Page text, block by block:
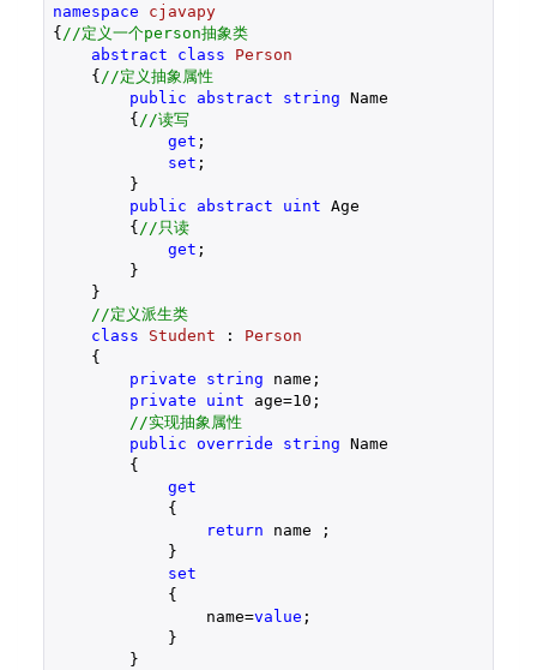
namespace
cjavapy
{ //定义一个person抽象类
abstract
class
Person
    {
//定义抽象属性
public
abstract string Name
        {
//读写
get ;
set ;
        }
public
abstract uint Age
        {
//只读
get ;
        }
    }
//定义派生类
class
Student : Person
    {
private
string name;
private
uint age=10 ;
//实现抽象属性
public override string Name
        {
get
            {
return name ;
            }
set
            {
                name=
value ;
            }
        }